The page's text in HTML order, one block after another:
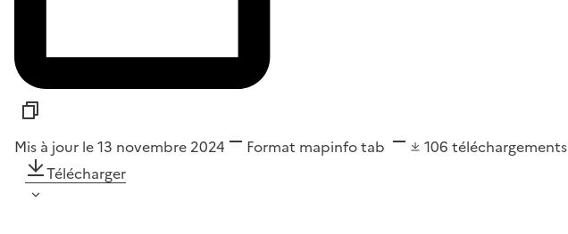
Mis à jour le 13 novembre 2024 Format mapinfo tab 106 téléchargements
Télécharger